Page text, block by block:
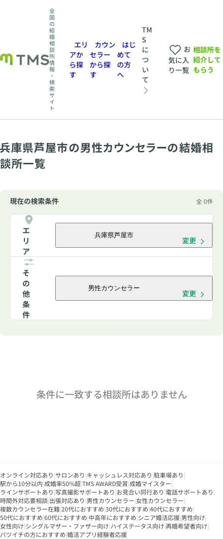
全
国
の
結
婚
相
談
所
情
報
・
検
索
サ
イ
ト
エリ
アか
ら探
す
カウン
セラー
から探
す
はじ
めて
の方
へ
TM
S
に
つ
い
て
お
気に入
り一覧
相談所を
紹介して
もらう
庫県芦屋市の男性カウンセラーの結婚相
談所一覧
現在の検索条件 全 0件
エ
リ
ア
兵庫県芦屋市
変更
そ
の
他
条
件
男性カウンセラー
変更
条件に一致する相談所はありません
オンライン対応あり|サロンあり|キャッシュレス対応あり|駐車場あり|
駅から10分以内|成婚率50%超|TMS AWARD受賞|成婚マイスター|
ラインサポートあり|写真撮影サポートあり|お見合い同行あり|電話サポートあり|
時間外対応要相談|出張対応あり|男性カウンセラー|女性カウンセラー|
複数カウンセラー在籍|20代におすすめ|30代におすすめ|40代におすすめ|
50代におすすめ|60代におすすめ|中高年におすすめ|シニア婚活応援|男性向け|
女性向け|シングルマザー・ファザー向け|ハイステータス向け|再婚希望者向け|
バツイチの方におすすめ|婚活アプリ経験者応援